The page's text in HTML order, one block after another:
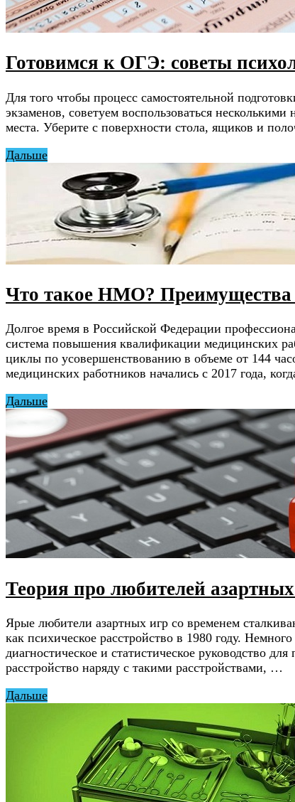
Готовимся к ОГЭ: советы
Для того чтобы процесс самостоятельной
экзаменов, советуем воспользоваться
места. Уберите с поверхности стола, ящиков и
Дальше
Что такое НМО? Преимущества
Долгое время в Российской Федерации
система повышения квалификации медицинских
циклы по усовершенствованию в объеме от 144
медицинских работников начались с 2017 года,
Дальше
Теория про любителей
Ярые любители азартных игр со временем
как психическое расстройство в 1980 году.
диагностическое и статистическое руководство
расстройство наряду с такими расстройствами, …
Дальше